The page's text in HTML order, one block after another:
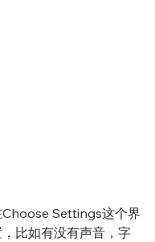
Settings这个界
比如有没有声音，字